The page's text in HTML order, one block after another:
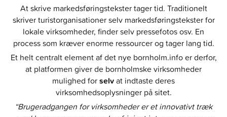
At skrive markedsføringstekster tager tid. Traditionelt
skriver turistorganisationer selv markedsføringstekster for
lokale virksomheder, finder selv pressefotos osv. En
process som kræver enorme ressourcer og tager lang tid.
Et helt centralt element af det nye bornholm.info er derfor,
at platformen giver de bornholmske virksomheder
mulighed forselvat indtaste deres
virksomhedsoplysninger på sitet.
“Brugeradgangen for virksomheder er et innovativt træk